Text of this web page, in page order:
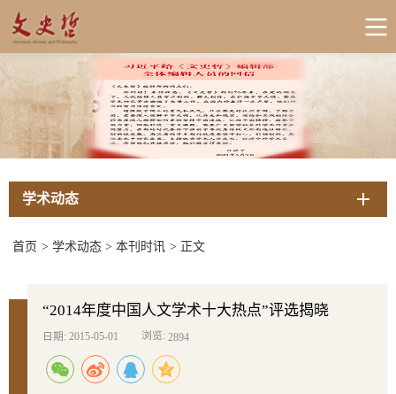
学术动态
首页 > 学术动态 > 本刊时讯 > 正文
“2014年度中国人文学术十大热点”评选揭晓
日期: 2015-05-01 浏览: 2894